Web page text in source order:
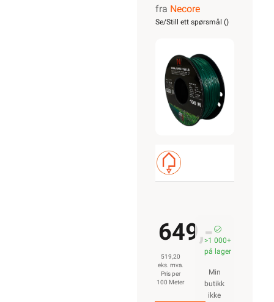
for
100m
fra Necore
Se/Still ett spørsmål ()
649,-
519,20
eks. mva.
Pris per
100 Meter
>1 000+
på lager
Min
butikk
ikke